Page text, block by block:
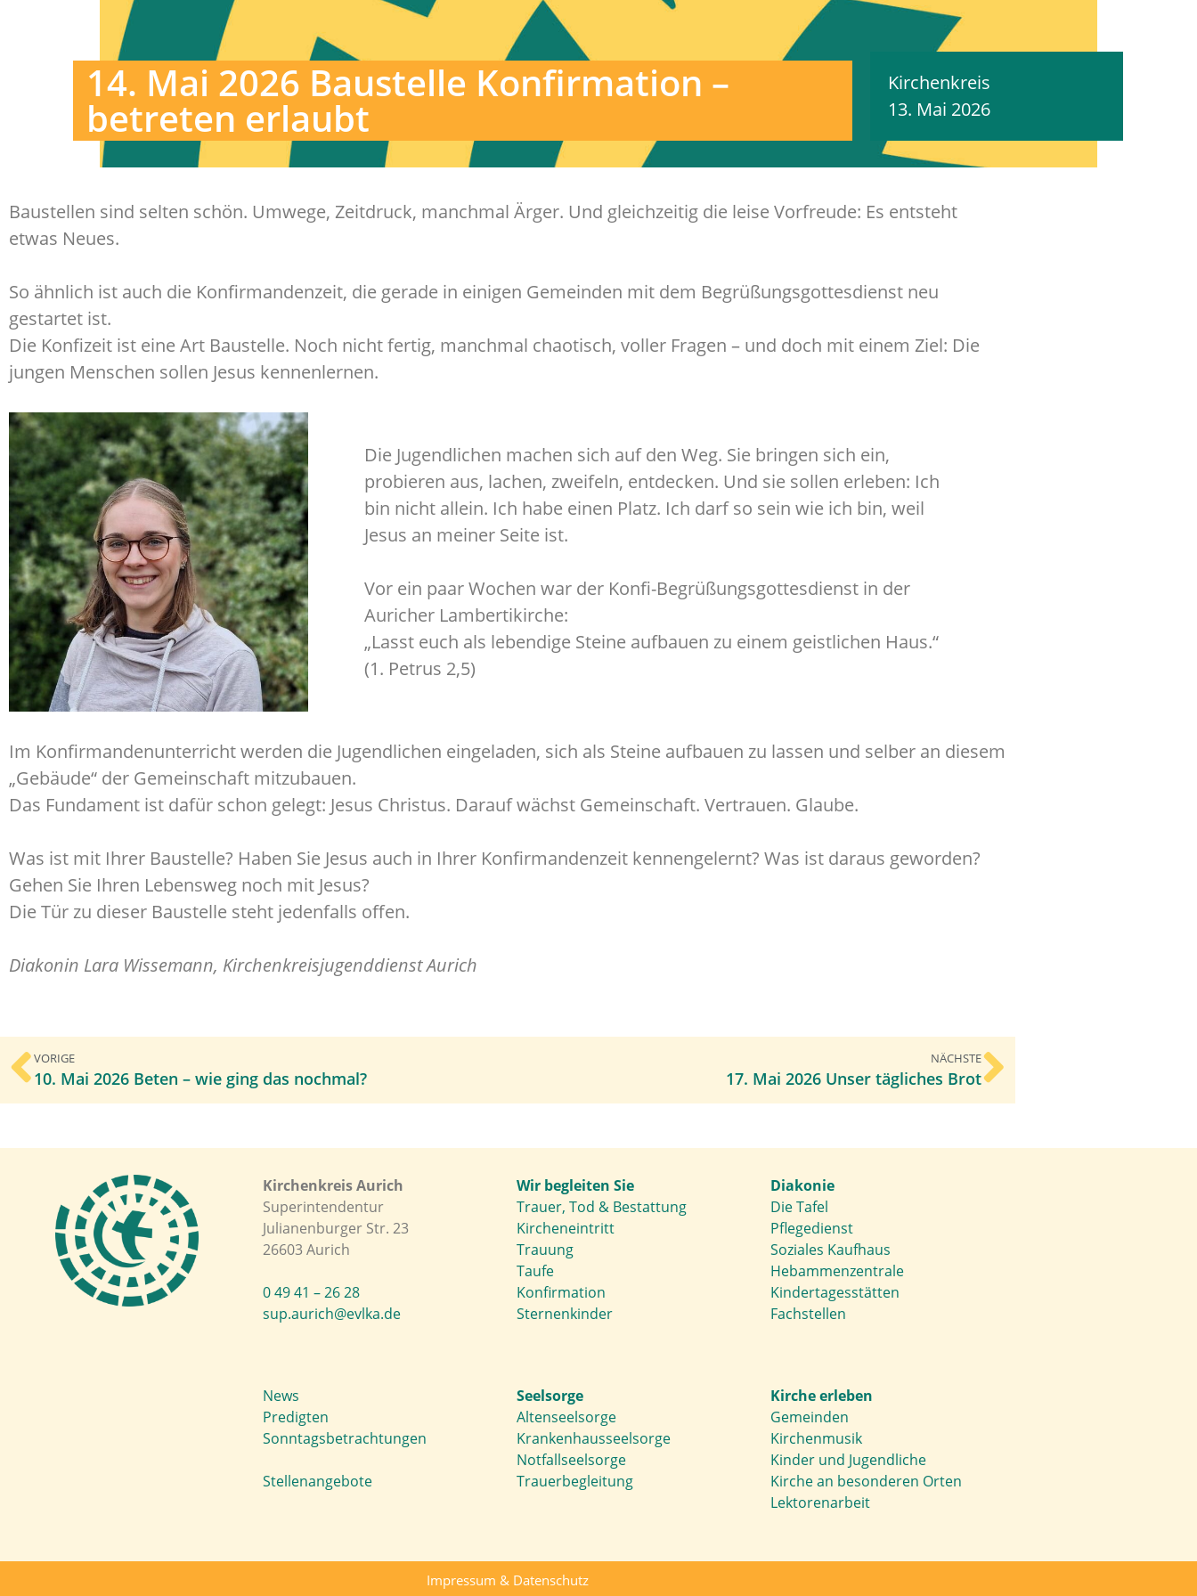
14. Mai 2026 Baustelle Konfirmation –
betreten erlaubt
Kirchenkreis
13. Mai 2026
Baustellen sind selten schön. Umwege, Zeitdruck, manchmal Ärger. Und gleichzeitig die leise Vorfreude: Es entsteht
etwas Neues.
So ähnlich ist auch die Konfirmandenzeit, die gerade in einigen Gemeinden mit dem Begrüßungsgottesdienst neu
gestartet ist.
Die Konfizeit ist eine Art Baustelle. Noch nicht fertig, manchmal chaotisch, voller Fragen – und doch mit einem Ziel: Die
jungen Menschen sollen Jesus kennenlernen.
Die Jugendlichen machen sich auf den Weg. Sie bringen sich ein,
probieren aus, lachen, zweifeln, entdecken. Und sie sollen erleben: Ich
bin nicht allein. Ich habe einen Platz. Ich darf so sein wie ich bin, weil
Jesus an meiner Seite ist.
Vor ein paar Wochen war der Konfi-Begrüßungsgottesdienst in der
Auricher Lambertikirche:
„Lasst euch als lebendige Steine aufbauen zu einem geistlichen Haus.“
(1. Petrus 2,5)
Im Konfirmandenunterricht werden die Jugendlichen eingeladen, sich als Steine aufbauen zu lassen und selber an diesem
„Gebäude“ der Gemeinschaft mitzubauen.
Das Fundament ist dafür schon gelegt: Jesus Christus. Darauf wächst Gemeinschaft. Vertrauen. Glaube.
Was ist mit Ihrer Baustelle? Haben Sie Jesus auch in Ihrer Konfirmandenzeit kennengelernt? Was ist daraus geworden?
Gehen Sie Ihren Lebensweg noch mit Jesus?
Die Tür zu dieser Baustelle steht jedenfalls offen.
Diakonin Lara Wissemann, Kirchenkreisjugenddienst Aurich
VORIGE
10. Mai 2026 Beten – wie ging das nochmal?
NÄCHSTE
17. Mai 2026 Unser tägliches Brot
Kirchenkreis Aurich
Superintendentur
Julianenburger Str. 23
26603 Aurich
0 49 41 – 26 28
sup.aurich@evlka.de
Wir begleiten Sie
Trauer, Tod & Bestattung
Kircheneintritt
Trauung
Taufe
Konfirmation
Sternenkinder
Diakonie
Die Tafel
Pflegedienst
Soziales Kaufhaus
Hebammenzentrale
Kindertagesstätten
Fachstellen
News
Predigten
Sonntagsbetrachtungen
Stellenangebote
Seelsorge
Altenseelsorge
Krankenhausseelsorge
Notfallseelsorge
Trauerbegleitung
Kirche erleben
Gemeinden
Kirchenmusik
Kinder und Jugendliche
Kirche an besonderen Orten
Lektorenarbeit
Impressum & Datenschutz